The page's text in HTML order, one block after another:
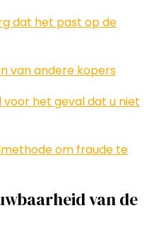
dat het past op de
van andere kopers
het geval dat u niet
om fraude te
van de